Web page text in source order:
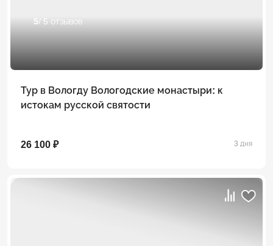
5/ 5 отзывов
Тур в Вологду Вологодские монастыри: к
истокам русской святости
26 100 ₽ 3 дня